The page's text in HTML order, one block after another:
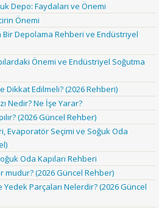
Depo: Faydaları ve Önemi
Önemi
Bir Depolama Rehberi ve Endüstriyel
Önemi ve Endüstriyel Soğutma
Dikkat Edilmeli? (2026 Rehberi)
Nedir? Ne İşe Yarar?
(2026 Güncel Rehber)
Evaporatör Seçimi ve Soğuk Oda
Oda Kapıları Rehberi
mudur? (2026 Güncel Rehber)
Parçaları Nelerdir? (2026 Güncel